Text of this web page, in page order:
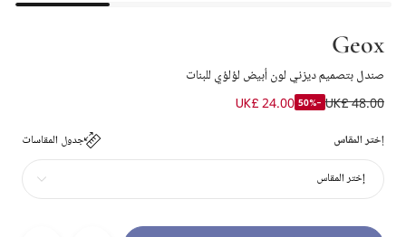
Geox
صندل بتصميم ديزني لون أبيض لؤلؤي للبنات
UK£ 48.00
-50%
UK£ 24.00
إختر المقاس جدول المقاسات
إختر المقاس